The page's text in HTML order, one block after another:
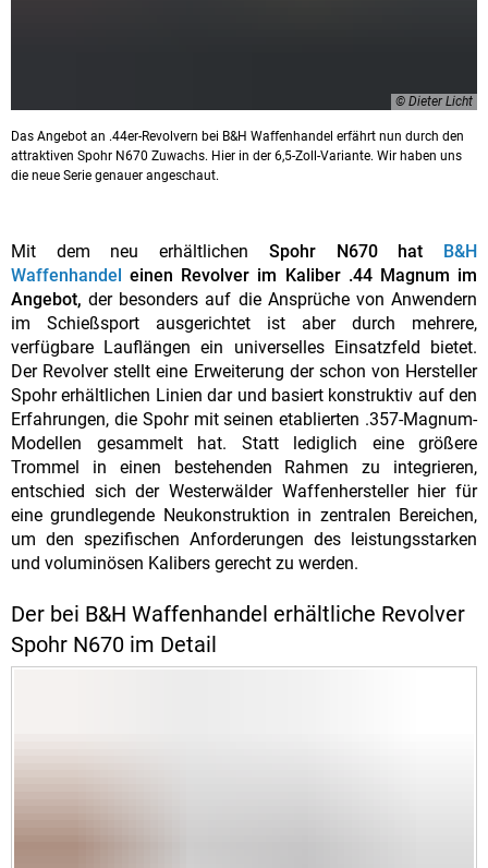
© Dieter Licht
Das Angebot an .44er-Revolvern bei B&H Waffenhandel erfährt nun durch den
attraktiven Spohr N670 Zuwachs. Hier in der 6,5-Zoll-Variante. Wir haben uns
die neue Serie genauer angeschaut.
Mit dem neu erhältlichen Spohr N670 hat
B&H
Waffenhandel
einen Revolver im Kaliber .44 Magnum im
Angebot, der besonders auf die Ansprüche von Anwendern
im Schießsport ausgerichtet ist aber durch mehrere,
verfügbare Lauflängen ein universelles Einsatzfeld bietet.
Der Revolver stellt eine Erweiterung der schon von Hersteller
Spohr erhältlichen Linien dar und basiert konstruktiv auf den
Erfahrungen, die Spohr mit seinen etablierten .357-Magnum-
Modellen gesammelt hat. Statt lediglich eine größere
Trommel in einen bestehenden Rahmen zu integrieren,
entschied sich der Westerwälder Waffenhersteller hier für
eine grundlegende Neukonstruktion in zentralen Bereichen,
um den spezifischen Anforderungen des leistungsstarken
und voluminösen Kalibers gerecht zu werden.
Der bei B&H Waffenhandel erhältliche Revolver
Spohr N670 im Detail